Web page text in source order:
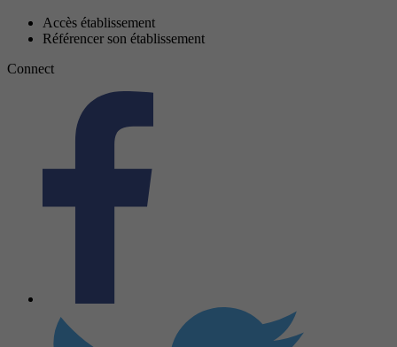
Accès établissement
Référencer son établissement
Connect